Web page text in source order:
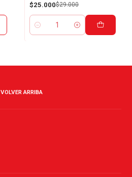
$25.000$29.000
Cantidad
VOLVER ARRIBA